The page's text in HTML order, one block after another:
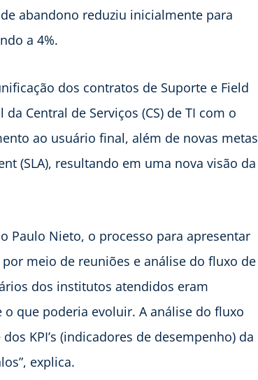
abandono reduziu inicialmente para
a 4%.
dos contratos de Suporte e Field
Central de Serviços (CS) de TI com o
ao usuário final, além de novas metas
(SLA), resultando em uma nova visão da
Paulo Nieto, o processo para apresentar
meio de reuniões e análise do fluxo de
dos institutos atendidos eram
que poderia evoluir. A análise do fluxo
KPI’s (indicadores de desempenho) da
explica.